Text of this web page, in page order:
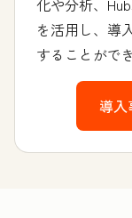
化や分析、
を活用し、導
することがで
導入